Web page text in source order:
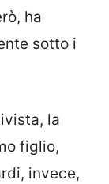
ha
sotto i
la
figlio,
invece,